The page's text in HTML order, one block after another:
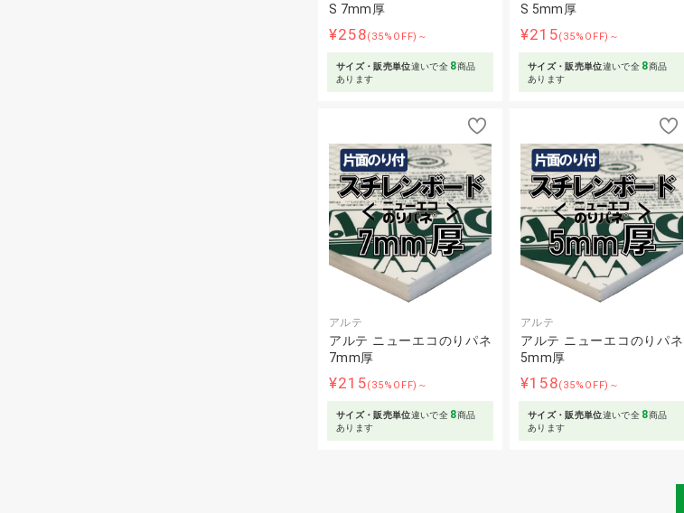
S 7mm厚
¥258(35%OFF)～
サイズ・販売単位違いで全 8商品
あります
S 5mm厚
¥215(35%OFF)～
サイズ・販売単位違いで全 8商品
あります
アルテ
アルテ ニューエコのりパネ
7mm厚
¥215(35%OFF)～
サイズ・販売単位違いで全 8商品
あります
アルテ
アルテ ニューエコのりパネ
5mm厚
¥158(35%OFF)～
サイズ・販売単位違いで全 8商品
あります